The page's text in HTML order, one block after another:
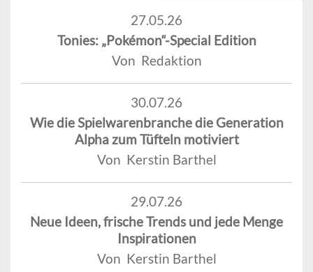
27.05.26
Tonies: „Pokémon“-Special Edition
Von Redaktion
30.07.26
Wie die Spielwarenbranche die Generation
Alpha zum Tüfteln motiviert
Von Kerstin Barthel
29.07.26
Neue Ideen, frische Trends und jede Menge
Inspirationen
Von Kerstin Barthel